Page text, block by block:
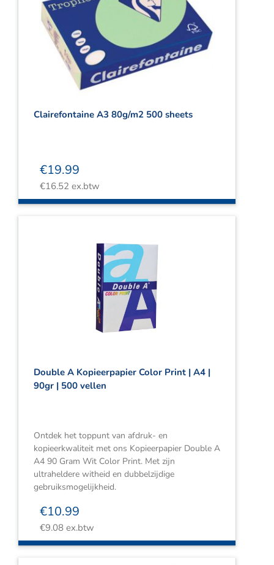
Clairefontaine A3 80g/m2 500 sheets
€19.99
€16.52 ex.btw
Double A Kopieerpapier Color Print | A4 |
90gr | 500 vellen
Ontdek het toppunt van afdruk- en
kopieerkwaliteit met ons Kopieerpapier Double A
A4 90 Gram Wit Color Print. Met zijn
ultraheldere witheid en dubbelzijdige
gebruiksmogelijkheid.
€10.99
€9.08ex.btw